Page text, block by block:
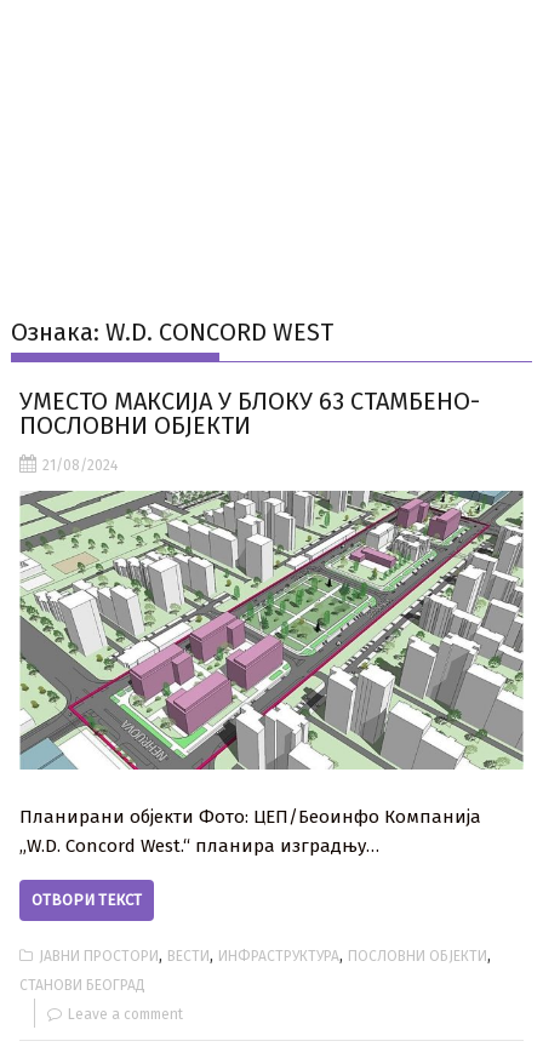
Ознака:W.D. CONCORD WEST
УМЕСТО МАКСИЈА У БЛОКУ 63 СТАМБЕНО-
ПОСЛОВНИ ОБЈЕКТИ
21/08/2024
Планирани објекти Фото: ЦЕП/Беоинфо Компанија
„W.D. Concord West.“ планира изградњу…
ОТВОРИ ТЕКСТ
ЈАВНИ ПРОСТОРИ, ВЕСТИ, ИНФРАСТРУКТУРА, ПОСЛОВНИ ОБЈЕКТИ,
СТАНОВИ БЕОГРАД
Leave a comment